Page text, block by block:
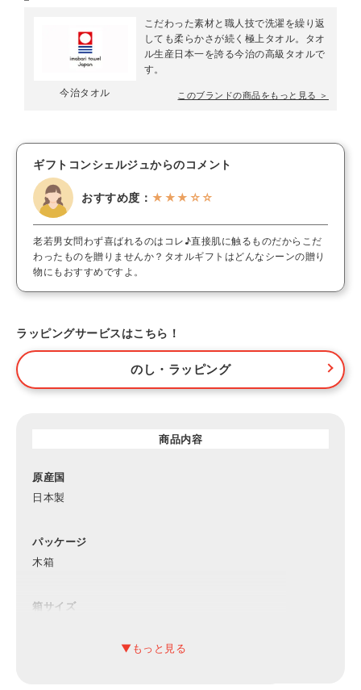
今治タオル
こだわった素材と職人技で洗濯を繰り返
しても柔らかさが続く極上タオル。タオ
ル生産日本一を誇る今治の高級タオルで
す。
このブランドの商品をもっと見る ＞
ギフトコンシェルジュからのコメント
おすすめ度： ★★★☆☆
老若男女問わず喜ばれるのはコレ♪直接肌に触るものだからこだ
わったものを贈りませんか？タオルギフトはどんなシーンの贈り
物にもおすすめですよ。
ラッピングサービスはこちら！
のし・ラッピング
商品内容
原産国
日本製
パッケージ
木箱
箱サイズ